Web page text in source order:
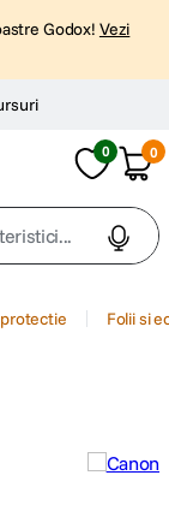
Godox! Vezi
0 0
Folii si